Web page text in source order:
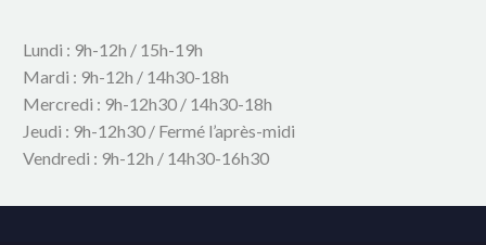
Lundi : 9h-12h / 15h-19h
Mardi : 9h-12h / 14h30-18h
Mercredi : 9h-12h30 / 14h30-18h
Jeudi : 9h-12h30 / Fermé l’après-midi
Vendredi : 9h-12h / 14h30-16h30